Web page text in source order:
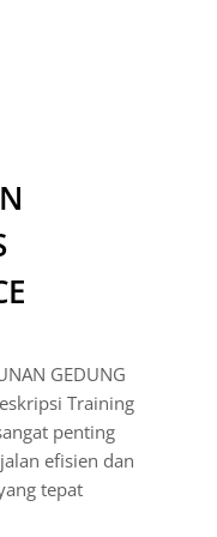
GEDUNG
Training
penting
efisien dan
tepat